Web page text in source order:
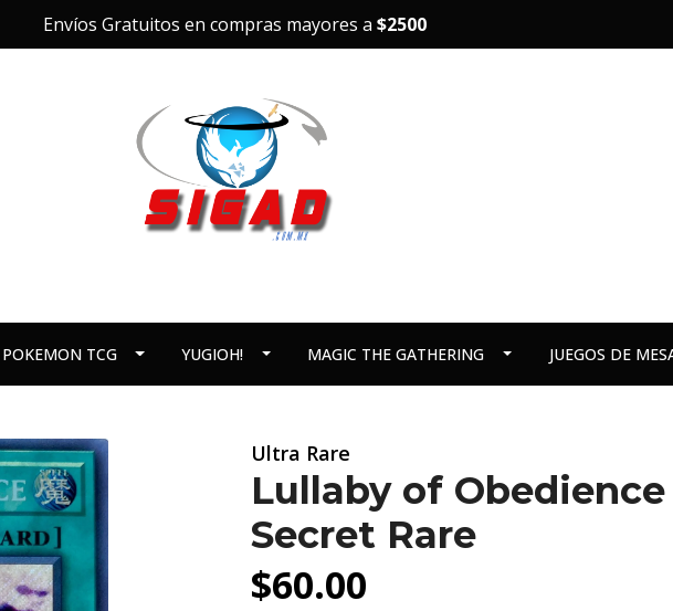
Envíos Gratuitos en compras mayores a $2500
POKEMON TCG YUGIOH! MAGIC THE GATHERING JUEGOS DE
Ultra Rare
Lullaby of Obedience
Secret Rare
$60.00